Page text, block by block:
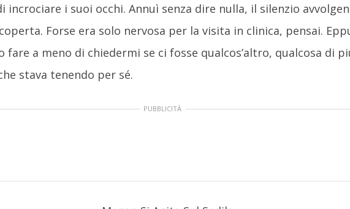
incrociare i suoi occhi. Annuì senza dire nulla, il silenzio
Forse era solo nervosa per la visita in clinica, pensai.
fare a meno di chiedermi se ci fosse qualcos’altro, qualcosa di
stava tenendo per sé.
PUBBLICITÀ